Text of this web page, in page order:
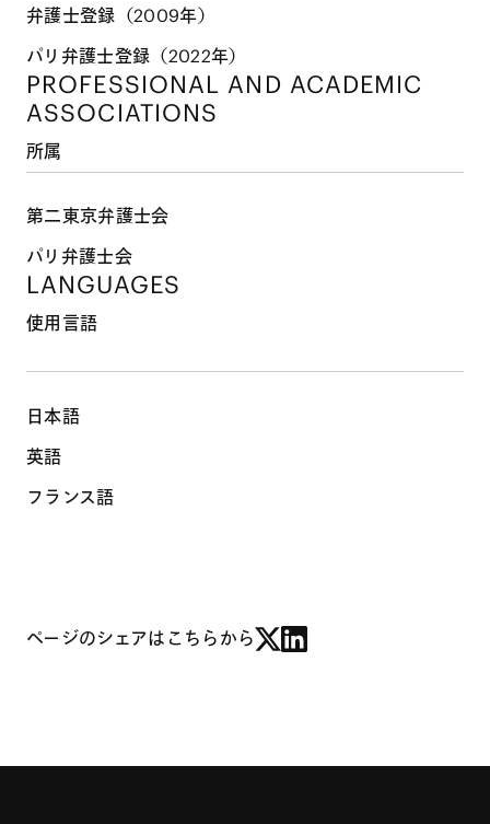
弁護士登録（2009年）
パリ弁護士登録（2022年）
PROFESSIONAL AND ACADEMIC
ASSOCIATIONS
所属
第二東京弁護士会
パリ弁護士会
LANGUAGES
使用言語
日本語
英語
フランス語
ページのシェアはこちらから